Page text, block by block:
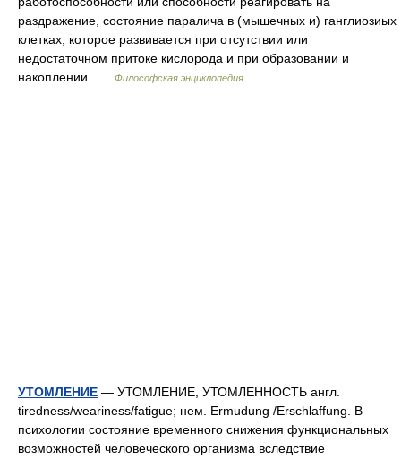
раздражение, состояние паралича в (мышечных и) ганглиозиых
клетках, которое развивается при отсутствии или
недостаточном притоке кислорода и при образовании и
накоплении …
Философская энциклопедия
УТОМЛЕНИЕ — УТОМЛЕНИЕ, УТОМЛЕННОСТЬ англ.
tiredness/weariness/fatigue; нем. Ermudung /Erschlaffung. В
психологии состояние временного снижения функциональных
возможностей человеческого организма вследствие